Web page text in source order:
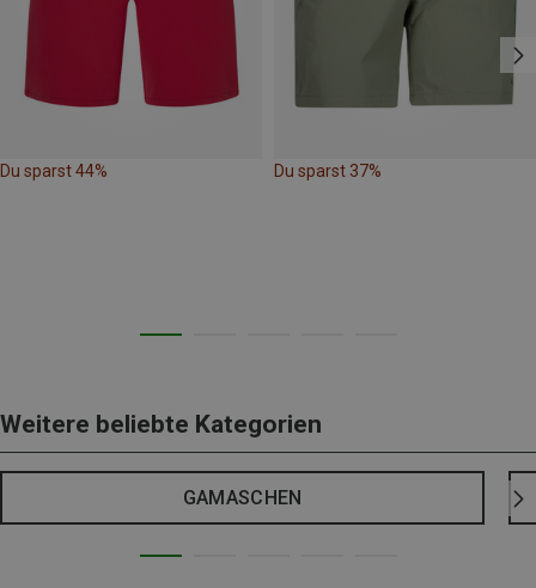
Du sparst 44% Du sparst 37%
Weitere beliebte Kategorien
GAMASCHEN